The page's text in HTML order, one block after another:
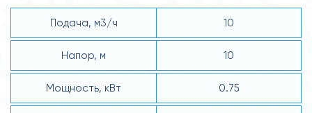
Подача, м3/ч 10
Напор, м 10
Мощность, кВт 0.75